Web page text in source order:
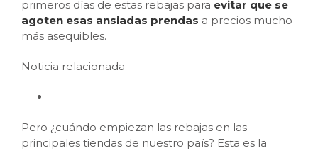
primeros días de estas rebajas para evitar que se
agoten esas ansiadas prendas a precios mucho
más asequibles.
Noticia relacionada
Pero ¿cuándo empiezan las rebajas en las
principales tiendas de nuestro país? Esta es la